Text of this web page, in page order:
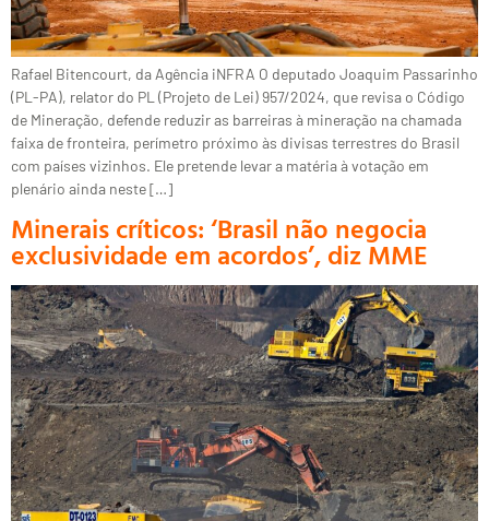
Rafael Bitencourt, da Agência iNFRA O deputado Joaquim Passarinho
(PL-PA), relator do PL (Projeto de Lei) 957/2024, que revisa o Código
de Mineração, defende reduzir as barreiras à mineração na chamada
faixa de fronteira, perímetro próximo às divisas terrestres do Brasil
com países vizinhos. Ele pretende levar a matéria à votação em
plenário ainda neste […]
Minerais críticos: ‘Brasil não negocia
exclusividade em acordos’, diz MME